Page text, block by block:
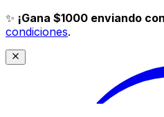
✨ ¡Gana $1000 enviando
condiciones.